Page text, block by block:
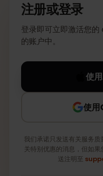
注册或登录
登录即可立即激活您
的账户中。
使
使
我们承诺只发送有关服务
关特别优惠的消息，但如
送注明至